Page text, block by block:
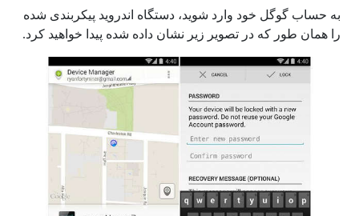
به حساب گوگل خود وارد شوید، دستگاه اندروید پیکربندی شده
را همان طور که در تصویر زیر نشان داده شده پیدا خواهید کرد.